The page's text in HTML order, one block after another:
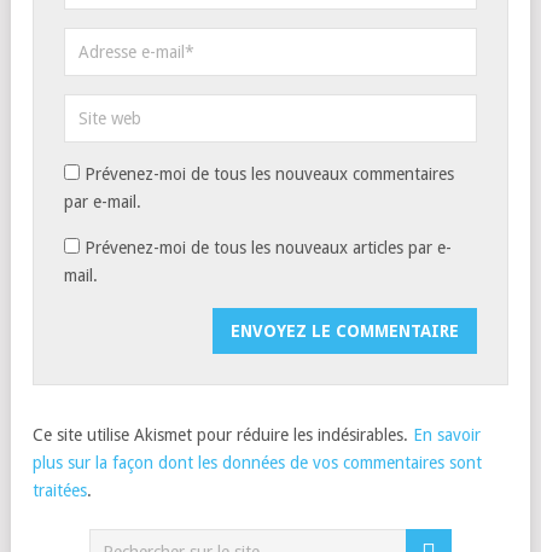
Prévenez-moi de tous les nouveaux commentaires
par e-mail.
Prévenez-moi de tous les nouveaux articles par e-
mail.
Ce site utilise Akismet pour réduire les indésirables. En savoir
plus sur la façon dont les données de vos commentaires sont
traitées.